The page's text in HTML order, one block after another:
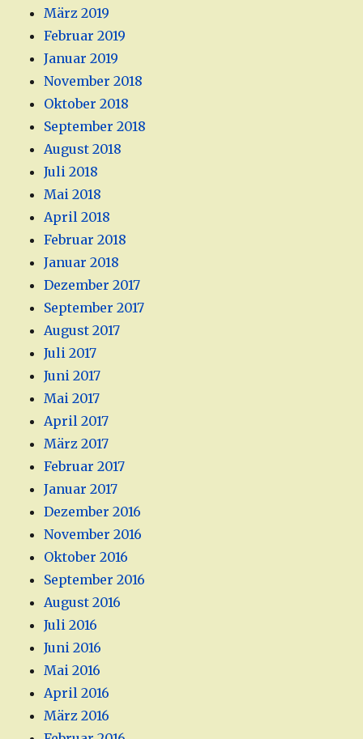
März 2019
Februar 2019
Januar 2019
November 2018
Oktober 2018
September 2018
August 2018
Juli 2018
Mai 2018
April 2018
Februar 2018
Januar 2018
Dezember 2017
September 2017
August 2017
Juli 2017
Juni 2017
Mai 2017
April 2017
März 2017
Februar 2017
Januar 2017
Dezember 2016
November 2016
Oktober 2016
September 2016
August 2016
Juli 2016
Juni 2016
Mai 2016
April 2016
März 2016